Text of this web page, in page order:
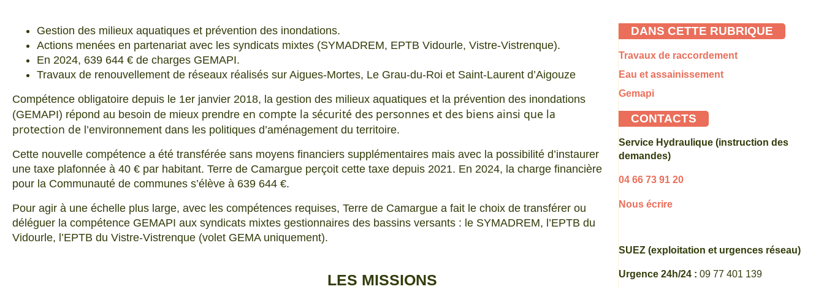
Gestion des milieux aquatiques et prévention des inondations.
Actions menées en partenariat avec les syndicats mixtes (SYMADREM, EPTB Vidourle, Vistre-Vistrenque).
En 2024, 639 644 € de charges GEMAPI.
Travaux de renouvellement de réseaux réalisés sur Aigues-Mortes, Le Grau-du-Roi et Saint-Laurent d’Aigouze
Compétence obligatoire depuis le 1er janvier 2018, la gestion des milieux aquatiques et la prévention des inondations
(GEMAPI) répond au besoin de mieux prendre en compte la sécurité des personnes et des biens ainsi que la
protection de l’environnement dans les politiques d’aménagement du territoire.
Cette nouvelle compétence a été transférée sans moyens financiers supplémentaires mais avec la possibilité d’instaurer
une taxe plafonnée à 40 € par habitant. Terre de Camargue perçoit cette taxe depuis 2021. En 2024, la charge financière
pour la Communauté de communes s’élève à 639 644 €.
Pour agir à une échelle plus large, avec les compétences requises, Terre de Camargue a fait le choix de transférer ou
déléguer la compétence GEMAPI aux syndicats mixtes gestionnaires des bassins versants : le SYMADREM, l’EPTB du
Vidourle, l’EPTB du Vistre-Vistrenque (volet GEMA uniquement).
LES MISSIONS
DANS CETTE RUBRIQUE
Travaux de raccordement
Eau et assainissement
Gemapi
CONTACTS
Service Hydraulique (instruction des
demandes)
04 66 73 91 20
Nous écrire
SUEZ (exploitation et urgences réseau)
Urgence 24h/24 : 09 77 401 139